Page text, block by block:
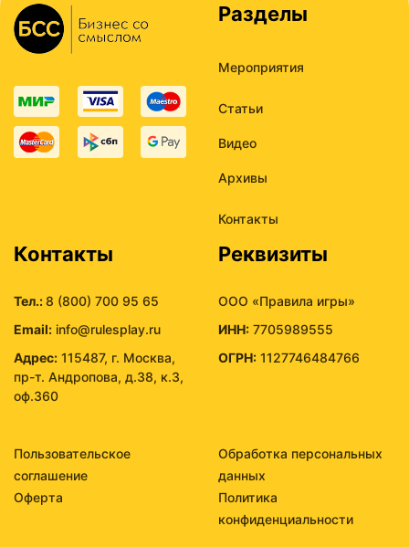
Разделы
Мероприятия
Статьи
Видео
Архивы
Контакты
Контакты
Тел.:8 (800) 700 95 65
Email: info@rulesplay.ru
Адрес: 115487, г. Москва,
пр-т. Андропова, д.38, к.3,
оф.360
Реквизиты
ООО «Правила игры»
ИНН: 7705989555
ОГРН: 1127746484766
Пользовательское
соглашение
Обработка персональных
данных
Оферта
Политика
конфиденциальности